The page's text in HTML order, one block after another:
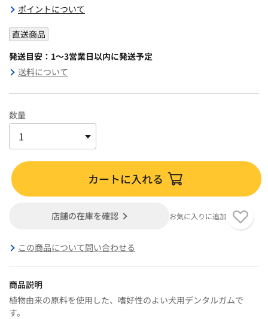
ポイントについて
直送商品
発送目安：1～3営業日以内に発送予定
送料について
数量
カートに入れる
店舗の在庫を確認 お気に入りに追加
この商品について問い合わせる
商品説明
植物由来の原料を使用した、嗜好性のよい犬用デンタルガムで
す。